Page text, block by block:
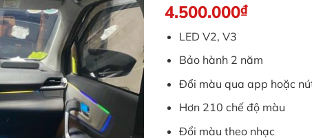
4.500.000₫
LED V2, V3
Bảo hành 2 năm
Đổi màu qua app hoặc
Hơn 210 chế độ màu
Đổi màu theo nhạc